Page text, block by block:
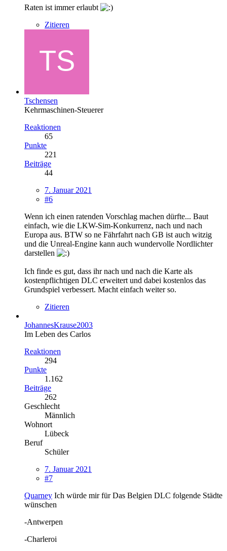
Raten ist immer erlaubt
Zitieren
Tschensen
Kehrmaschinen-Steuerer
Reaktionen
65
Punkte
221
Beiträge
44
7. Januar 2021
#6
Wenn ich einen ratenden Vorschlag machen dürfte... Baut
einfach, wie die LKW-Sim-Konkurrenz, nach und nach
Europa aus. BTW so ne Fährfahrt nach GB ist auch witzig
und die Unreal-Engine kann auch wundervolle Nordlichter
darstellen
Ich finde es gut, dass ihr nach und nach die Karte als
kostenpflichtigen DLC erweitert und dabei kostenlos das
Grundspiel verbessert. Macht einfach weiter so.
Zitieren
JohannesKrause2003
Im Leben des Carlos
Reaktionen
294
Punkte
1.162
Beiträge
262
Geschlecht
Männlich
Wohnort
Lübeck
Beruf
Schüler
7. Januar 2021
#7
Quarney Ich würde mir für Das Belgien DLC folgende Städte
wünschen
-Antwerpen
-Charleroi